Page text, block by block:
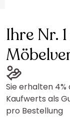
Ihre Nr.
Sie erhalten 4%
Kaufwerts als
pro Bestellung